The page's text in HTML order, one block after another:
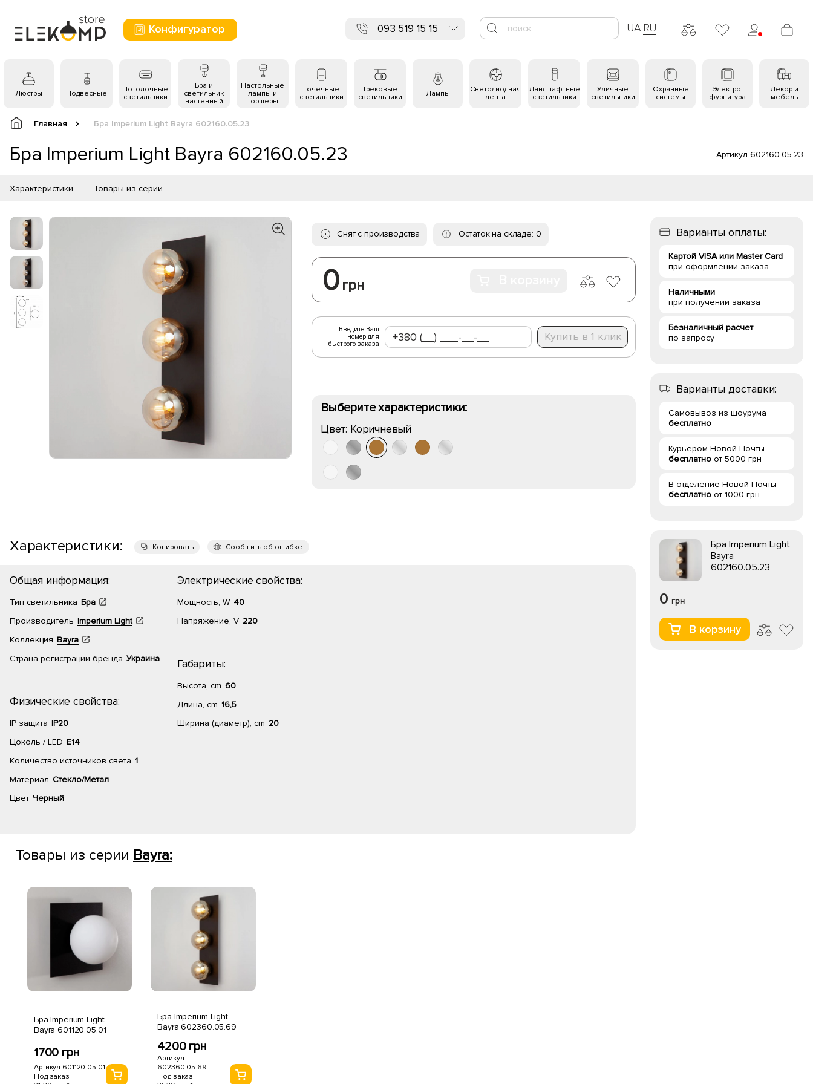
Конфигуратор 093 519 15 15 UA RU
Люстры Подвесные
Потолочные
светильники
Бра и
светильник
настенный
Настольные
лампы и
торшеры
Точечные
светильники
Трековые
светильники
Лампы
Светодиодная
лента
Ландшафтные
светильники
Уличные
светильники
Охранные
системы
Электро-
фурнитура
Декор и
мебель
Главная Бра Imperium Light Bayra 602160.05.23
Бра Imperium Light Bayra 602160.05.23 Артикул 602160.05.23
Характеристики Товары из серии
Снят с производства Остаток на складе: 0
0 грн
Введите Ваш
номер для
быстрого заказа
Купить в 1 клик
Выберите характеристики:
Цвет: Коричневый
Характеристики: Копировать Сообщить об ошибке
Общая информация:
Тип светильника Бра
Производитель Imperium Light
Коллекция Bayra
Страна регистрации бренда Украина
Физические свойства:
IP защита IP20
Цоколь / LED E14
Количество источников света 1
Материал Стекло/Метал
Цвет Черный
Электрические свойства:
Мощность, W 40
Напряжение, V 220
Габариты:
Высота, cm 60
Длина, cm 16,5
Ширина (диаметр), cm 20
Товары из серии Bayra:
Бра Imperium Light
Bayra 601120.05.01
1700 грн
Артикул 601120.05.01
Под заказ
Бра Imperium Light
Bayra 602360.05.69
4200 грн
Артикул
602360.05.69
Под заказ
Варианты оплаты:
Картой VISA или Master Card
при оформлении заказа
Наличными
при получении заказа
Безналичный расчет
по запросу
Варианты доставки:
Самовывоз из шоурума
бесплатно
Курьером Новой Почты
бесплатно от 5000 грн
В отделение Новой Почты
бесплатно от 1000 грн
Бра Imperium Light
Bayra
602160.05.23
0 грн
В корзину